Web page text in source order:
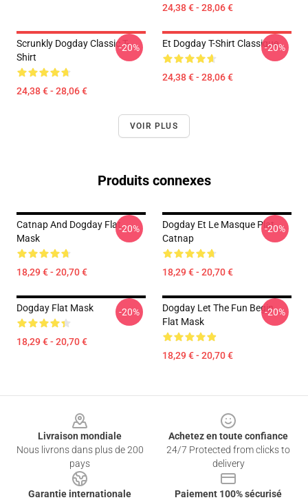
24,38 € - 28,06 €
Scrunkly Dogday Classic T-
Shirt
24,38 € - 28,06 €
-20% Et Dogday T-Shirt Classique
24,38 € - 28,06 €
-20%
VOIR PLUS
Produits connexes
Catnap And Dogday Flat
Mask
18,29 € - 20,70 €
-20%
Dogday Et Le Masque Plat
Catnap
18,29 € - 20,70 €
-20%
Dogday Flat Mask
18,29 € - 20,70 €
-20%
Dogday Let The Fun Begin
Flat Mask
18,29 € - 20,70 €
-20%
Livraison mondiale
Nous livrons dans plus de 200
pays
Achetez en toute confiance
24/7 Protected from clicks to
delivery
Garantie internationale
Paiement 100% sécurisé